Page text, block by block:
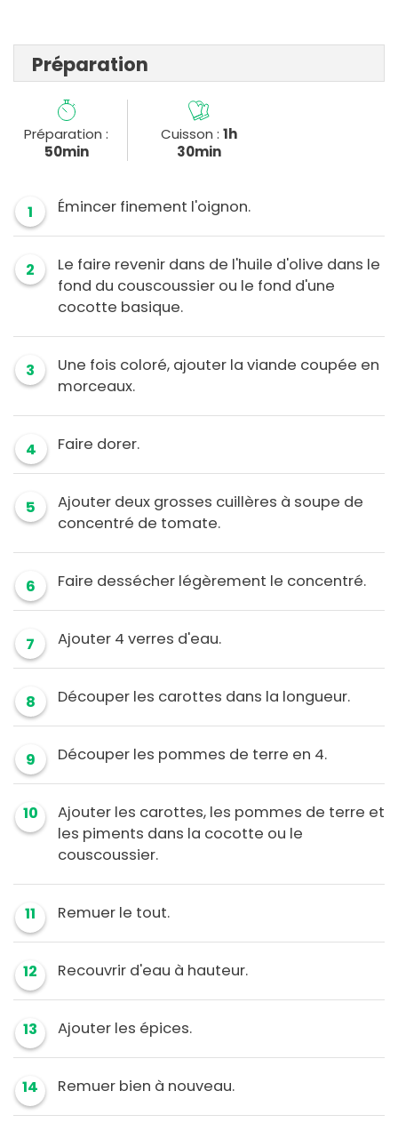
Préparation
Préparation :
50min
Cuisson : 1h
30min
1 Émincer finement l'oignon.
2
Le faire revenir dans de l'huile d'olive dans le
fond du couscoussier ou le fond d'une
cocotte basique.
3
Une fois coloré, ajouter la viande coupée en
morceaux.
4 Faire dorer.
5
Ajouter deux grosses cuillères à soupe de
concentré de tomate.
6 Faire dessécher légèrement le concentré.
7 Ajouter 4 verres d'eau.
8 Découper les carottes dans la longueur.
9 Découper les pommes de terre en 4.
10
Ajouter les carottes, les pommes de terre et
les piments dans la cocotte ou le
couscoussier.
11 Remuer le tout.
12 Recouvrir d'eau à hauteur.
13 Ajouter les épices.
14 Remuer bien à nouveau.